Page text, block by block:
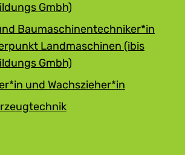
Gmbh)
Baumaschinentechniker*in
Landmaschinen (ibis
Gmbh)
und Wachszieher*in